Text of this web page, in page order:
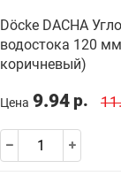
Döcke DACHA
водостока 120
коричневый)
Цена 9.94 р.